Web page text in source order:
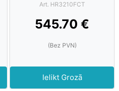
Art. HR3210FCT
545.70 €
(Bez PVN)
Ielikt Grozā